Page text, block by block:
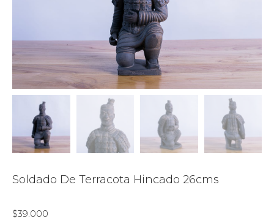
Soldado De Terracota Hincado 26cms
$39.000